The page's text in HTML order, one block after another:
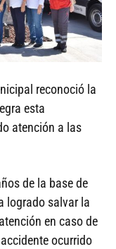
reconoció la
esta
atención a las
de la base de
logrado salvar la
en caso de
ocurrido